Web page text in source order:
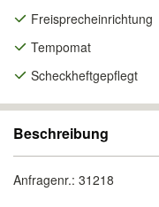
Freisprecheinrichtung
Tempomat
Scheckheftgepflegt
Beschreibung
Anfragenr.: 31218